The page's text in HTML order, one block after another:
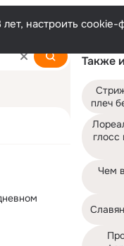
настроить
Также
плеч
глосс
Чем